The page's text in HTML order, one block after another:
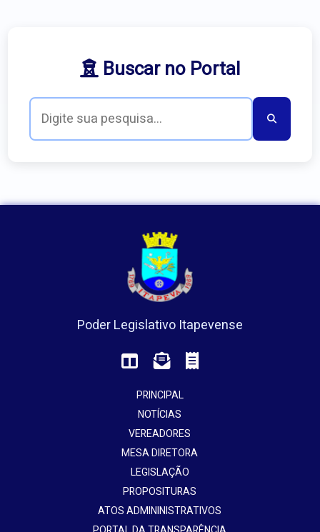
Buscar no Portal
Poder Legislativo Itapevense
PRINCIPAL
NOTÍCIAS
VEREADORES
MESA DIRETORA
LEGISLAÇÃO
PROPOSITURAS
ATOS ADMININISTRATIVOS